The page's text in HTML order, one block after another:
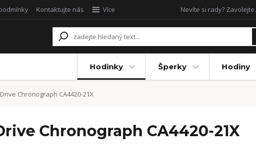
Kontaktujte nás Více Nevíte si rady? Zavolejte.
Hodinky Šperky Hodiny
Chronograph CA4420-21X
Chronograph CA4420-21X